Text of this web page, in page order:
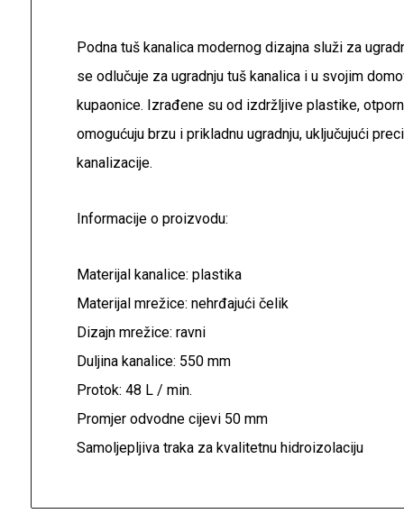
Podna tuš kanalica modernog dizajna služi za
se odlučuje za ugradnju tuš kanalica i u svojim
kupaonice. Izrađene su od izdržljive plastike,
omogućuju brzu i prikladnu ugradnju, uključujući
kanalizacije.
Informacije o proizvodu:
Materijal kanalice: plastika
Materijal mrežice: nehrđajući čelik
Dizajn mrežice: ravni
Duljina kanalice: 550 mm
Protok: 48 L / min.
Promjer odvodne cijevi 50 mm
Samoljepljiva traka za kvalitetnu hidroizolaciju